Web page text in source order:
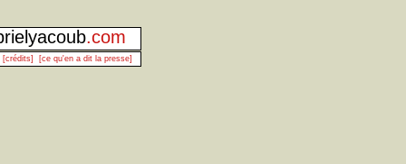
.com
[crédits] [ce qu'en a dit la presse]